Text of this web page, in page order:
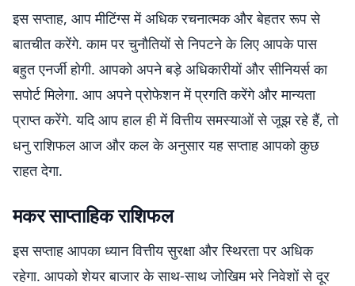
इस सप्ताह, आप मीटिंग्स में अधिक रचनात्मक और बेहतर रूप से
बातचीत करेंगे. काम पर चुनौतियों से निपटने के लिए आपके पास
बहुत एनर्जी होगी. आपको अपने बड़े अधिकारीयों और सीनियर्स का
सपोर्ट मिलेगा. आप अपने प्रोफेशन में प्रगति करेंगे और मान्यता
प्राप्त करेंगे. यदि आप हाल ही में वित्तीय समस्याओं से जूझ रहे हैं, तो
धनु राशिफल आज और कल के अनुसार यह सप्ताह आपको कुछ
राहत देगा.
मकर साप्ताहिक राशिफल
इस सप्ताह आपका ध्यान वित्तीय सुरक्षा और स्थिरता पर अधिक
रहेगा. आपको शेयर बाजार के साथ-साथ जोखिम भरे निवेशों से दूर